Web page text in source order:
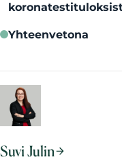
Yhteenvetona
Suvi Julin